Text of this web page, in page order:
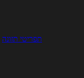
תפריטי תזונה